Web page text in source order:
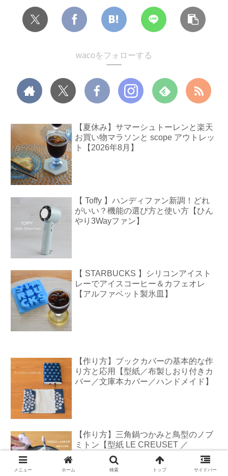
wacoをフォローする
【夏休み】サマーシュトーレンと楽天
お買い物マラソンと scope アウトレッ
ト【2026年8月】
【 Toffy 】ハンディファン新調！どれ
がいい？機能の選び方と使い方【ひん
やり3Wayファン】
【 STARBUCKS 】シリコンアイスト
レーでアイスコーヒー＆カフェオレ
【アルファベット製氷皿】
【作り方】ブックカバーの基本的な作
り方と応用【型紙／布製しおり付きカ
バー／文庫本カバー／ハンドメイド】
【作り方】三角鍋つかみと鳥型のノブ
ミトン【型紙 LE CREUSET ／
STAUB ／ハンドメイド】
メニュー ホーム 検索 トップ サイドバー